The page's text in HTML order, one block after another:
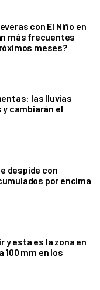
con El Niño en
más frecuentes
meses?
las lluvias
cambiarán el
despide con
por encima
y esta es la zona en
100 mm en los